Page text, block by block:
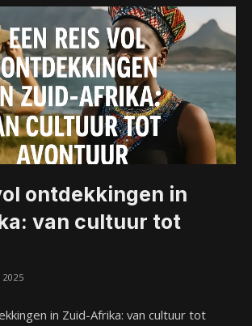
ontdekkingen in
van cultuur tot
2025
in Zuid-Afrika: van cultuur tot